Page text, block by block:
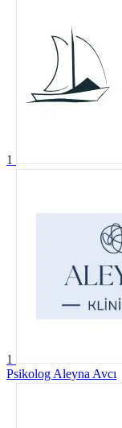
1
1
Psikolog Aleyna Avcı